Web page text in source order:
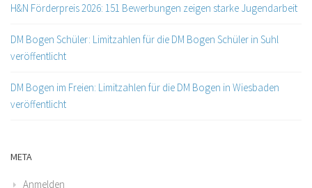
H&N Förderpreis 2026: 151 Bewerbungen zeigen starke Jugendarbeit
DM Bogen Schüler: Limitzahlen für die DM Bogen Schüler in Suhl
veröffentlicht
DM Bogen im Freien: Limitzahlen für die DM Bogen in Wiesbaden
veröffentlicht
META
Anmelden